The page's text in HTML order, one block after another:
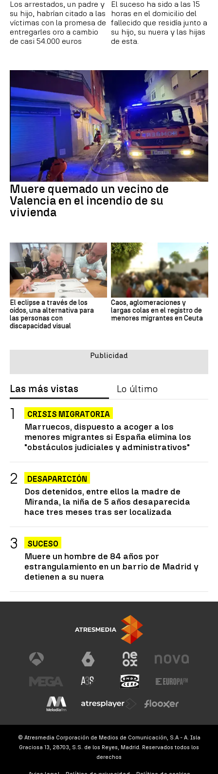
Los arrestados, un padre y
su hijo, habrían citado a las
víctimas con la promesa de
entregarles oro a cambio
de casi 54.000 euros
El suceso ha sido a las 15
horas en el domicilio del
fallecido que residía junto a
su hijo, su nuera y las hijas
de esta.
Muere quemado un vecino de
Valencia en el incendio de su
vivienda
El eclipse a través de los
oídos, una alternativa para
las personas con
discapacidad visual
Caos, aglomeraciones y
largas colas en el registro de
menores migrantes en Ceuta
Las más vistas Lo último
CRISIS MIGRATORIA
Marruecos, dispuesto a acoger a los
menores migrantes si España elimina los
"obstáculos judiciales y administrativos"
DESAPARICIÓN
Dos detenidos, entre ellos la madre de
Miranda, la niña de 5 años desaparecida
hace tres meses tras ser localizada
SUCESO
Muere un hombre de 84 años por
estrangulamiento en un barrio de Madrid y
detienen a su nuera
© Atresmedia Corporación de Medios de Comunicación, S.A - A. Isla
Graciosa 13, 28703, S.S. de los Reyes, Madrid. Reservados todos los
derechos